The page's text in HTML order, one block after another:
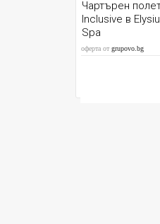
Чартърен
Inclusive в
Spa
оферта отgrupovo.bg